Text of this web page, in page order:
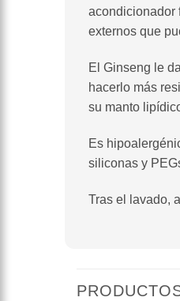
acondicionador
externos que
El Ginseng le
hacerlo más
su manto
Es
siliconas y
Tras el lavado,